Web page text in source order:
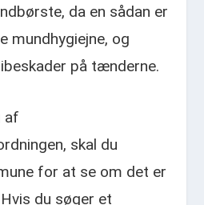
da en sådan er
mundhygiejne, og
på tænderne.
af
skal du
for at se om det er
du søger et